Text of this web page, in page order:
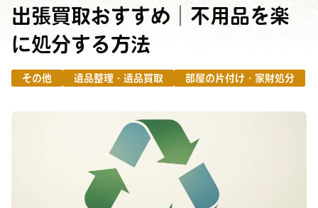
出張買取おすすめ｜不用品を楽
に処分する方法
その他 遺品整理・遺品買取 部屋の片付け・家財処分